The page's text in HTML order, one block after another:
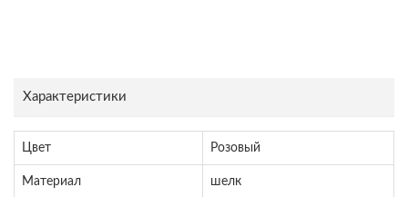
Характеристики
Цвет Розовый
Материал шелк